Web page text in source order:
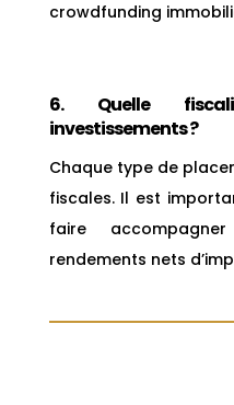
crowdfunding
6. Quelle
investissements ?
Chaque type de
fiscales. Il est
faire
rendements nets